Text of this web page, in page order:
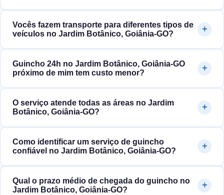
Vocês fazem transporte para diferentes tipos de
veículos no Jardim Botânico, Goiânia‑GO?
Guincho 24h no Jardim Botânico, Goiânia‑GO
próximo de mim tem custo menor?
O serviço atende todas as áreas no Jardim
Botânico, Goiânia‑GO?
Como identificar um serviço de guincho
confiável no Jardim Botânico, Goiânia‑GO?
Qual o prazo médio de chegada do guincho no
Jardim Botânico, Goiânia‑GO?